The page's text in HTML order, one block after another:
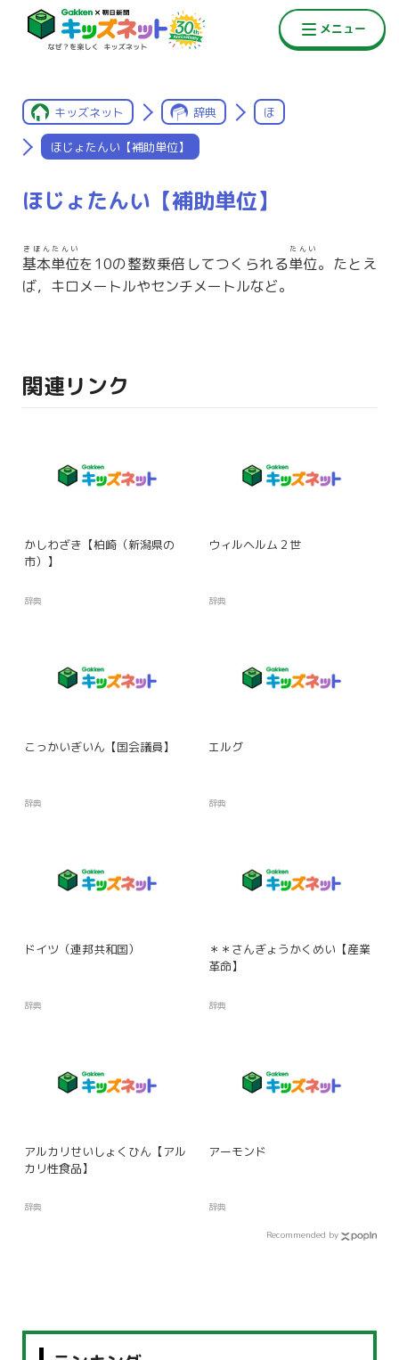
キッズネット 辞典 ほ
ほじょたんい【補助単位】
ほじょたんい【補助単位】
基本単位
きほんたんい
を10の整数乗倍してつくられる単位
たんい
。たとえ
ば，キロメートルやセンチメートルなど。
関連リンク
かしわざき【柏崎（新潟県の
市）】
辞典
ウィルヘルム２世
辞典
こっかいぎいん【国会議員】
辞典
エルグ
辞典
ドイツ（連邦共和国）
辞典
＊＊さんぎょうかくめい【産業
革命】
辞典
アルカリせいしょくひん【アル
カリ性食品】
辞典
アーモンド
辞典
Recommended by